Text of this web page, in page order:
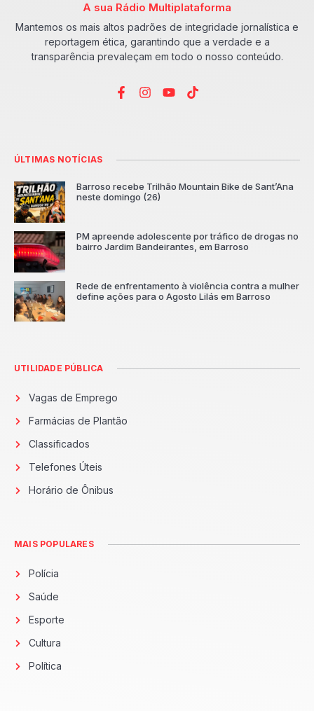
A sua Rádio Multiplataforma
Mantemos os mais altos padrões de integridade jornalística e
reportagem ética, garantindo que a verdade e a
transparência prevaleçam em todo o nosso conteúdo.
ÚLTIMAS NOTÍCIAS
Barroso recebe Trilhão Mountain Bike de Sant’Ana
neste domingo (26)
PM apreende adolescente por tráfico de drogas no
bairro Jardim Bandeirantes, em Barroso
Rede de enfrentamento à violência contra a mulher
define ações para o Agosto Lilás em Barroso
UTILIDADE PÚBLICA
Vagas de Emprego
Farmácias de Plantão
Classificados
Telefones Úteis
Horário de Ônibus
MAIS POPULARES
Polícia
Saúde
Esporte
Cultura
Política